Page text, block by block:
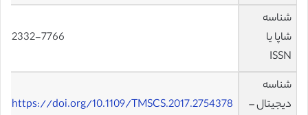
شناسه
شاپا یا
ISSN
2332-7766
شناسه
دیجیتال –
https://doi.org/10.1109/TMSCS.2017.2754378